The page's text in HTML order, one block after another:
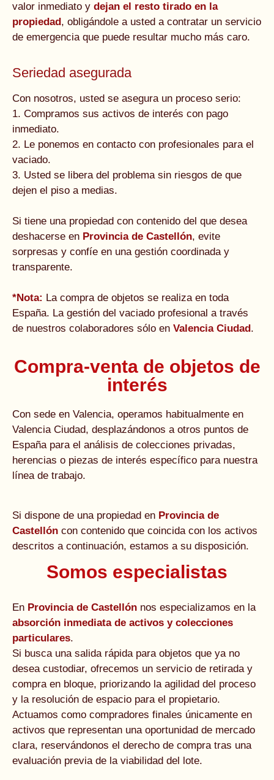
valor inmediato y dejan el resto tirado en la
propiedad, obligándole a usted a contratar un servicio
de emergencia que puede resultar mucho más caro.
Seriedad asegurada
Con nosotros, usted se asegura un proceso serio:
1. Compramos sus activos de interés con pago
inmediato.
2. Le ponemos en contacto con profesionales para el
vaciado.
3. Usted se libera del problema sin riesgos de que
dejen el piso a medias.
Si tiene una propiedad con contenido del que desea
deshacerse en Provincia de Castellón, evite
sorpresas y confíe en una gestión coordinada y
transparente.
*Nota: La compra de objetos se realiza en toda
España. La gestión del vaciado profesional a través
de nuestros colaboradores sólo en Valencia Ciudad.
Compra-venta de objetos de
interés
Con sede en Valencia, operamos habitualmente en
Valencia Ciudad, desplazándonos a otros puntos de
España para el análisis de colecciones privadas,
herencias o piezas de interés específico para nuestra
línea de trabajo.
Si dispone de una propiedad en Provincia de
Castellón con contenido que coincida con los activos
descritos a continuación, estamos a su disposición.
Somos especialistas
En Provincia de Castellón nos especializamos en la
absorción inmediata de activos y colecciones
particulares.
Si busca una salida rápida para objetos que ya no
desea custodiar, ofrecemos un servicio de retirada y
compra en bloque, priorizando la agilidad del proceso
y la resolución de espacio para el propietario.
Actuamos como compradores finales únicamente en
activos que representan una oportunidad de mercado
clara, reservándonos el derecho de compra tras una
evaluación previa de la viabilidad del lote.